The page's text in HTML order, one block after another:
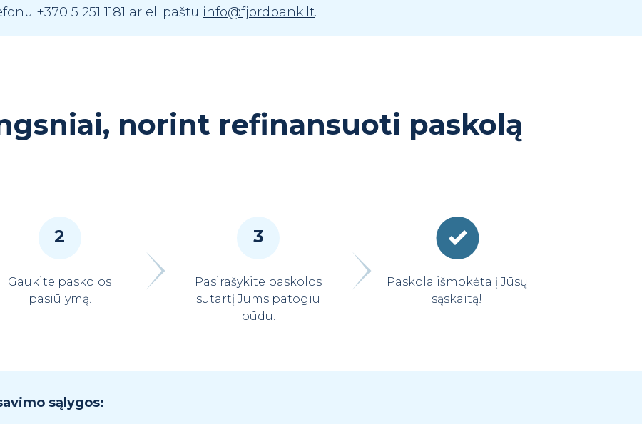
+370 5 251 1181 ar el. paštu info@fjordbank.lt.
norint refinansuoti paskolą
2
Gaukite paskolos
pasiūlymą.
3
Pasirašykite paskolos
sutartį Jums patogiu
būdu.
Paskola išmokėta į Jūsų
sąskaitą!
sąlygos: